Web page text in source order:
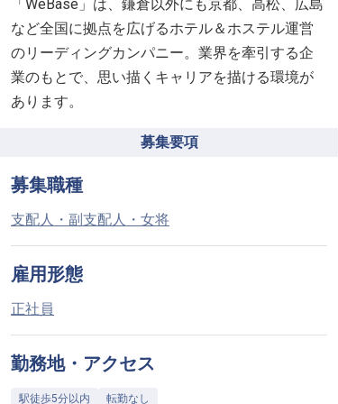
「WeBase」は、鎌倉以外にも京都、高松、広島
など全国に拠点を広げるホテル＆ホステル運営
のリーディングカンパニー。業界を牽引する企
業のもとで、思い描くキャリアを描ける環境が
あります。
募集要項
募集職種
支配人・副支配人・女将
雇用形態
正社員
勤務地・アクセス
駅徒歩5分以内 転勤なし